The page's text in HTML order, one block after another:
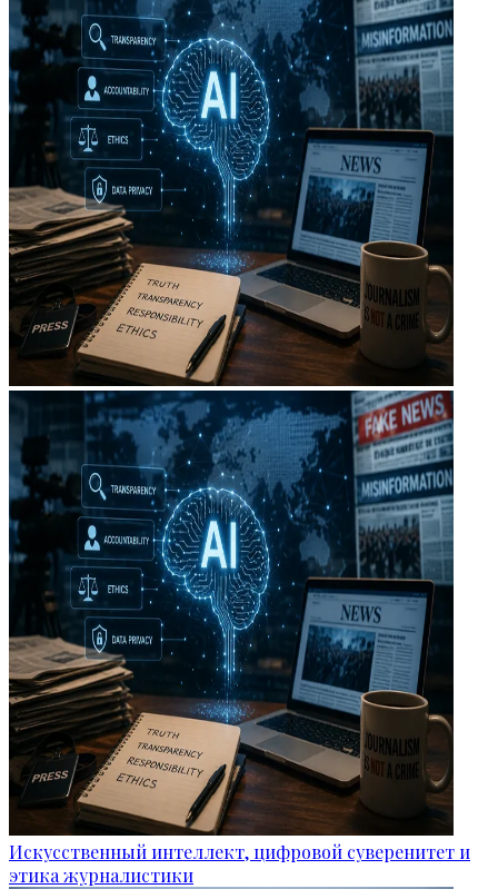
Искусственный интеллект, цифровой суверенитет и
этика журналистики